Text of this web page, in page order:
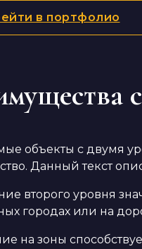
в портфолио
объекты с двумя
Данный текст
второго уровня
городах или на
на зоны